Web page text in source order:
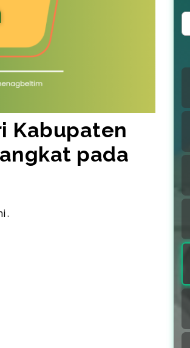
Kabupaten
pada